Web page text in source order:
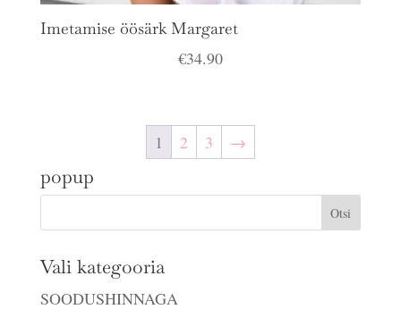
Imetamise öösärk Margaret
€34.90
1 2 3 →
popup
Vali kategooria
SOODUSHINNAGA